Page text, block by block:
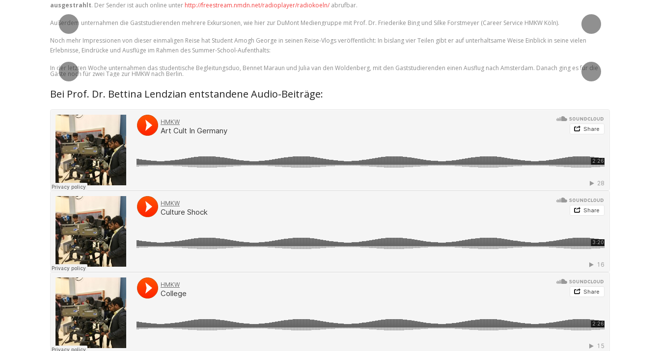
ausgestrahlt. Der Sender ist auch online unter http://freestream.nmdn.net/radioplayer/radiokoeln/ abrufbar.
Außerdem unternahmen die Gaststudierenden mehrere Exkursionen, wie hier zur DuMont Mediengruppe mit Prof. Dr. Friederike Bing und Silke Forstmeyer (Career Service HMKW Köln).
P
r
e
v
i
o
u
s
N
e
x
t
Noch mehr Impressionen von dieser einmaligen Reise hat Student Amogh George in seinen Reise-Vlogs veröffentlicht: In bislang vier Teilen gibt er auf unterhaltsame Weise Einblick in seine vielen
Erlebnisse, Eindrücke und Ausflüge im Rahmen des Summer-School-Aufenthalts:
In der letzten Woche unternahmen das studentische Begleitungsduo, Bennet Maraun und Julia van den Woldenberg, mit den Gaststudierenden einen Ausflug nach Amsterdam. Danach ging es für die
Gäste noch für zwei Tage zur HMKW nach Berlin.
P
r
e
v
i
o
u
s
N
e
x
t
Bei Prof. Dr. Bettina Lendzian entstandene Audio-Beiträge: